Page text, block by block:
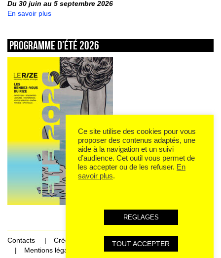
Du 30 juin au 5 septembre 2026
En savoir plus
Programme d’été 2026
Contacts
Crédits
Mentions légales et données personnelles
Ce site utilise des cookies pour vous
proposer des contenus adaptés, une
aide à la navigation et un suivi
d’audience. Cet outil vous permet de
les accepter ou de les refuser. En
savoir plus.
REGLAGES
TOUT ACCEPTER